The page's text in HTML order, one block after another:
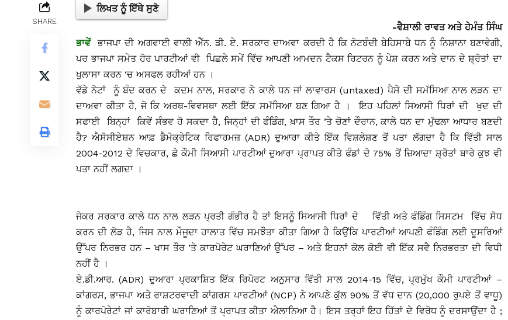
SHARE
ਲਿਖਤ ਨੂੰ ਇੱਥੇ ਸੁਣੋ
-ਵੈਸ਼ਾਲੀ ਰਾਵਤ ਅਤੇ ਹੇਮੰਤ ਸਿੰਘ
ਭਾਵੇਂ ਭਾਜਪਾ ਦੀ ਅਗਵਾਈ ਵਾਲੀ ਐੱਨ. ਡੀ. ਏ. ਸਰਕਾਰ ਦਾਅਵਾ ਕਰਦੀ ਹੈ ਕਿ ਨੋਟਬੰਦੀ ਬੇਹਿਸਾਬੇ ਧਨ ਨੂੰ ਨਿਸ਼ਾਨਾ ਬਣਾਵੇਗੀ,
ਪਰ ਭਾਜਪਾ ਸਮੇਤ ਹੋਰ ਪਾਰਟੀਆਂ ਵੀ ਪਿਛਲੇ ਸਮੇਂ ਵਿੱਚ ਆਪਣੀ ਆਮਦਨ ਟੈਕਸ ਰਿਟਰਨ ਨੂੰ ਪੇਸ਼ ਕਰਨ ਅਤੇ ਦਾਨ ਦੇ ਸ਼੍ਰੋਤਾਂ ਦਾ
ਖੁਲਾਸਾ ਕਰਨ ‘ਚ ਅਸਫਲ ਰਹੀਆਂ ਹਨ ।
ਵੱਡੇ ਨੋਟਾਂ ਨੂੰ ਬੰਦ ਕਰਨ ਦੇ ਕਦਮ ਨਾਲ, ਸਰਕਾਰ ਨੇ ਕਾਲੇ ਧਨ ਜਾਂ ਲਾਵਾਰਸ (untaxed) ਪੈਸੇ ਦੀ ਸਮੱਸਿਆ ਨਾਲ ਲੜਨ ਦਾ
ਦਾਅਵਾ ਕੀਤਾ ਹੈ, ਜੋ ਕਿ ਅਰਥ-ਵਿਵਸਥਾ ਲਈ ਇੱਕ ਸਮੱਸਿਆ ਬਣ ਗਿਆ ਹੈ । ਇਹ ਪਹਿਲਾਂ ਸਿਆਸੀ ਧਿਰਾਂ ਦੀ ਖੁਦ ਦੀ
ਸਫਾਈ ਬਿਨ੍ਹਾਂ ਕਿਵੇਂ ਸੰਭਵ ਹੋ ਸਕਦਾ ਹੈ, ਜਿਨ੍ਹਾਂ ਦੀ ਫੰਡਿੰਗ, ਖ਼ਾਸ ਤੌਰ ’ਤੇ ਚੋਣਾਂ ਦੌਰਾਨ, ਕਾਲੇ ਧਨ ਦਾ ਮੁੱਢਲਾ ਆਧਾਰ ਬਣਦੀ
ਹੈ? ਐਸੋਸੀਏਸ਼ਨ ਆਫ਼ ਡੈਮੋਕ੍ਰੇਟਿਕ ਰਿਫਾਰਮਜ਼ (ADR) ਦੁਆਰਾ ਕੀਤੇ ਇੱਕ ਵਿਸ਼ਲੇਸ਼ਣ ਤੋਂ ਪਤਾ ਲੱਗਦਾ ਹੈ ਕਿ ਵਿੱਤੀ ਸਾਲ
2004-2012 ਦੇ ਵਿਚਕਾਰ, ਛੇ ਕੌਮੀ ਸਿਆਸੀ ਪਾਰਟੀਆਂ ਦੁਆਰਾ ਪ੍ਰਾਪਤ ਕੀਤੇ ਫੰਡਾਂ ਦੇ 75% ਤੋਂ ਜ਼ਿਆਦਾ ਸ਼੍ਰੋਤਾਂ ਬਾਰੇ ਕੁਝ ਵੀ
ਪਤਾ ਨਹੀਂ ਲਗਦਾ ।
ਜੇਕਰ ਸਰਕਾਰ ਕਾਲੇ ਧਨ ਨਾਲ ਲੜਨ ਪ੍ਰਤੀ ਗੰਭੀਰ ਹੈ ਤਾਂ ਇਸਨੂੰ ਸਿਆਸੀ ਧਿਰਾਂ ਦੇ ਵਿੱਤੀ ਅਤੇ ਫੰਡਿੰਗ ਸਿਸਟਮ ਵਿੱਚ ਸੋਧ
ਕਰਨ ਦੀ ਲੋੜ ਹੈ, ਜਿਸ ਨਾਲ ਮੌਜੂਦਾ ਹਾਲਾਤ ਵਿੱਚ ਸਮਝੌਤਾ ਕੀਤਾ ਗਿਆ ਹੈ ਕਿਉਂਕਿ ਪਾਰਟੀਆਂ ਆਪਣੀ ਫੰਡਿੰਗ ਲਈ ਦੂਸਰਿਆਂ
ਉੱਪਰ ਨਿਰਭਰ ਹਨ – ਖਾਸ ਤੌਰ ’ਤੇ ਕਾਰਪੋਰੇਟ ਘਰਾਣਿਆਂ ਉੱਪਰ – ਅਤੇ ਇਹਨਾਂ ਕੋਲ ਕੋਈ ਵੀ ਇੱਕ ਸਵੈ ਨਿਰਭਰਤਾ ਦੀ ਵਿਧੀ
ਨਹੀਂ ਹੈ ।
ਏ.ਡੀ.ਆਰ. (ADR) ਦੁਆਰਾ ਪ੍ਰਕਾਸ਼ਿਤ ਇੱਕ ਰਿਪੋਰਟ ਅਨੁਸਾਰ ਵਿੱਤੀ ਸਾਲ 2014-15 ਵਿੱਚ, ਪ੍ਰਮੁੱਖ ਕੌਮੀ ਪਾਰਟੀਆਂ –
ਕਾਂਗਰਸ, ਭਾਜਪਾ ਅਤੇ ਰਾਸ਼ਟਰਵਾਦੀ ਕਾਂਗਰਸ ਪਾਰਟੀਆਂ (NCP) ਨੇ ਆਪਣੇ ਕੁੱਲ 90% ਤੋਂ ਵੱਧ ਦਾਨ (20,000 ਰੁਪਏ ਤੋਂ ਵਾਧੂ)
ਨੂੰ ਕਾਰਪੋਰੇਟਾਂ ਜਾਂ ਕਾਰੋਬਾਰੀ ਘਰਾਣਿਆਂ ਤੋਂ ਪ੍ਰਾਪਤ ਕੀਤਾ ਐਲਾਨਿਆ ਹੈ। ਇਸ ਤਰ੍ਹਾਂ ਇਹ ਹਿੱਤਾਂ ਦੇ ਵਿਰੋਧ ਨੂੰ ਦਰਸਾਉਂਦਾ ਹੈ ;